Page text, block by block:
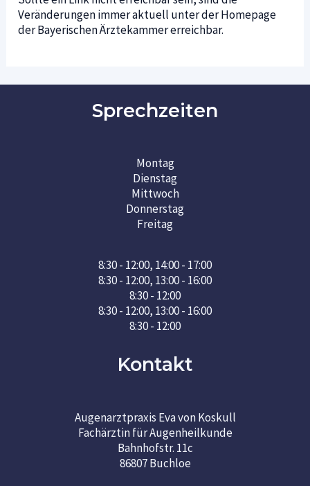
Veränderungen immer aktuell unter der Homepage
der Bayerischen Ärztekammer erreichbar.
Sprechzeiten
Montag
Dienstag
Mittwoch
Donnerstag
Freitag
8:30 - 12:00, 14:00 - 17:00
8:30 - 12:00, 13:00 - 16:00
8:30 - 12:00
8:30 - 12:00, 13:00 - 16:00
8:30 - 12:00
Kontakt
Augenarztpraxis Eva von Koskull
Fachärztin für Augenheilkunde
Bahnhofstr. 11c
86807 Buchloe